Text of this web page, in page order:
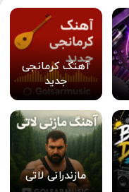
آهنگ کرمانجی
جدید
مازندرانی لاتی